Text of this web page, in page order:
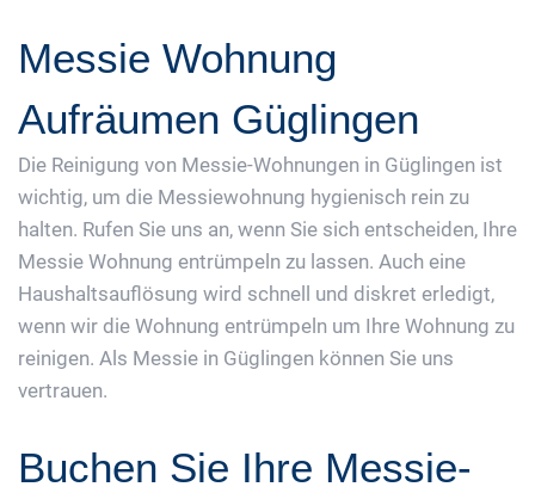
Messie Wohnung
Aufräumen Güglingen
Die Reinigung von Messie-Wohnungen in Güglingen ist
wichtig, um die Messiewohnung hygienisch rein zu
halten. Rufen Sie uns an, wenn Sie sich entscheiden, Ihre
Messie Wohnung entrümpeln zu lassen. Auch eine
Haushaltsauflösung wird schnell und diskret erledigt,
wenn wir die Wohnung entrümpeln um Ihre Wohnung zu
reinigen. Als Messie in Güglingen können Sie uns
vertrauen.
Buchen Sie Ihre Messie-